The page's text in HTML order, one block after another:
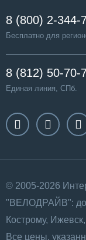
8 (800) 2-344-
Бесплатно для
8 (812) 50-70-
Единая линия, СПб.
© 2005-2026
"ВЕЛОДРАЙВ":
Кострому,
Все цены,